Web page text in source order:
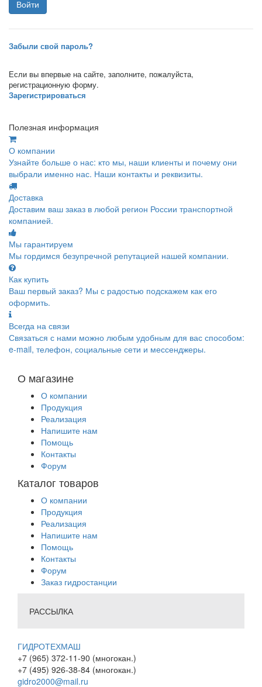
Забыли свой пароль?
Если вы впервые на сайте, заполните, пожалуйста,
регистрационную форму.
Зарегистрироваться
Полезная информация
О компании
Узнайте больше о нас: кто мы, наши клиенты и почему они
выбрали именно нас. Наши контакты и реквизиты.
Доставка
Доставим ваш заказ в любой регион России транспортной
компанией.
Мы гарантируем
Мы гордимся безупречной репутацией нашей компании.
Как купить
Ваш первый заказ? Мы с радостью подскажем как его
оформить.
Всегда на связи
Связаться с нами можно любым удобным для вас способом:
e-mail, телефон, социальные сети и мессенджеры.
О магазине
О компании
Продукция
Реализация
Напишите нам
Помощь
Контакты
Форум
Каталог товаров
О компании
Продукция
Реализация
Напишите нам
Помощь
Контакты
Форум
Заказ гидростанции
РАССЫЛКА
ГИДРОТЕХМАШ
+7 (965) 372-11-90 (многокан.)
+7 (495) 926-38-84 (многокан.)
gidro2000@mail.ru